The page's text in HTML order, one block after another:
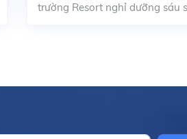
trường Resort nghỉ dưỡng sáu